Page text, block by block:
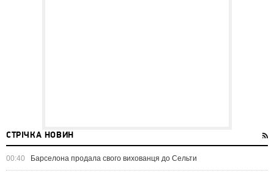
СТРІЧКА НОВИН
00:40 Барселона продала свого вихованця до Сельти